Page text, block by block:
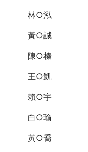
林○泓
黃○誠
陳○榛
王○凱
賴○宇
白○瑜
黃○喬